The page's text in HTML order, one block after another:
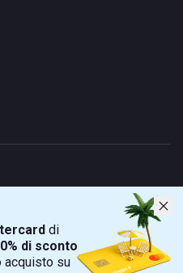
di
di sconto
acquisto su
48, 47923 Rimini (RN), IT -
al registro delle imprese di Rimini
Rimini (RN), IT
+39 0541 772375